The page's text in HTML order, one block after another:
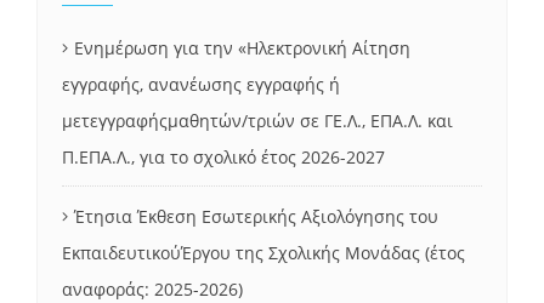
Ενημέρωση για την «Ηλεκτρονική Αίτηση
εγγραφής, ανανέωσης εγγραφής ή
μετεγγραφήςμαθητών/τριών σε ΓΕ.Λ., ΕΠΑ.Λ. και
Π.ΕΠΑ.Λ., για το σχολικό έτος 2026-2027
Έτησια Έκθεση Εσωτερικής Αξιολόγησης του
ΕκπαιδευτικούΈργου της Σχολικής Μονάδας (έτος
αναφοράς: 2025-2026)